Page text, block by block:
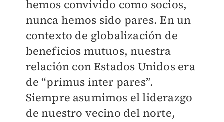
hemos convivido como socios,
nunca hemos sido pares. En un
contexto de globalización de
beneficios mutuos, nuestra
relación con Estados Unidos era
de “primus inter pares”.
Siempre asumimos el liderazgo
de nuestro vecino del norte,